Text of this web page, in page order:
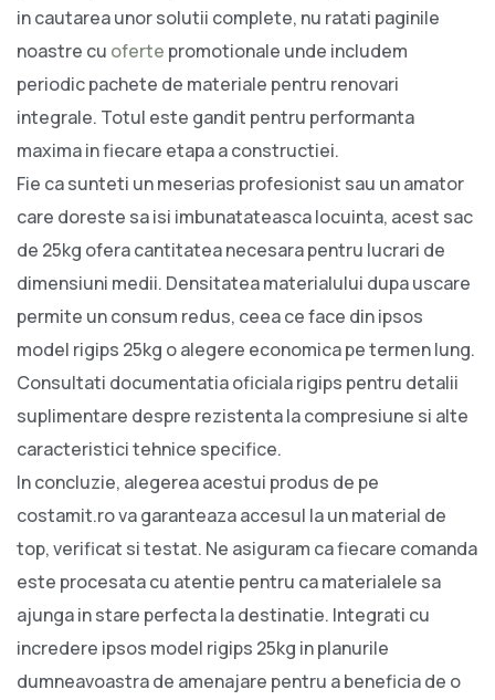
in cautarea unor solutii complete, nu ratati paginile
noastre cu oferte promotionale unde includem
periodic pachete de materiale pentru renovari
integrale. Totul este gandit pentru performanta
maxima in fiecare etapa a constructiei.
Fie ca sunteti un meserias profesionist sau un amator
care doreste sa isi imbunatateasca locuinta, acest sac
de 25kg ofera cantitatea necesara pentru lucrari de
dimensiuni medii. Densitatea materialului dupa uscare
permite un consum redus, ceea ce face din ipsos
model rigips 25kg o alegere economica pe termen lung.
Consultati documentatia oficiala rigips pentru detalii
suplimentare despre rezistenta la compresiune si alte
caracteristici tehnice specifice.
In concluzie, alegerea acestui produs de pe
costamit.ro va garanteaza accesul la un material de
top, verificat si testat. Ne asiguram ca fiecare comanda
este procesata cu atentie pentru ca materialele sa
ajunga in stare perfecta la destinatie. Integrati cu
incredere ipsos model rigips 25kg in planurile
dumneavoastra de amenajare pentru a beneficia de o